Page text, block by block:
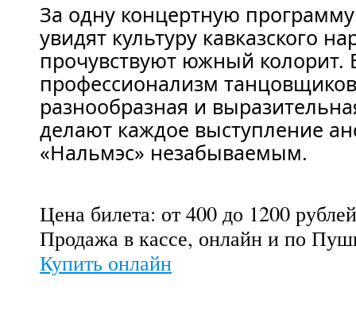
За одну концертную
увидят культуру кавказского
прочувствуют южный
профессионализм
разнообразная и
делают каждое выступление
«Нальмэс» незабываемым.
Цена билета: от 400 до 1200 рублей
Продажа в кассе, онлайн и по
Купить онлайн